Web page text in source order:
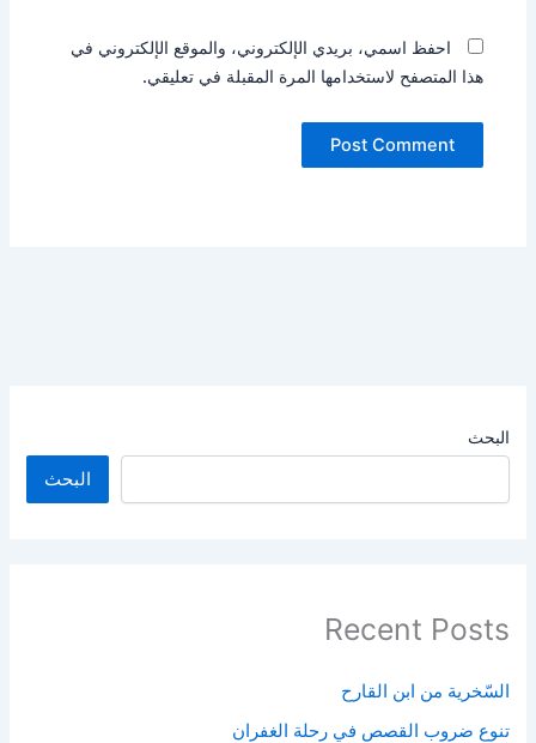
البحث
البحث
Recent Posts
السّخرية من ابن القارح
تنوع ضروب القصص في رحلة الغفران
احفظ اسمي، بريدي الإلكتروني، والموقع الإلكتروني في
هذا المتصفح لاستخدامها المرة المقبلة في تعليقي.